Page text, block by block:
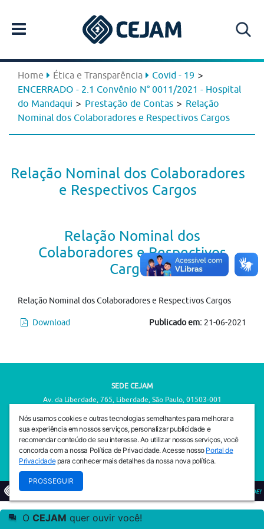
Home Ética e Transparência Covid - 19 >
ENCERRADO - 2.1 Convênio N° 0011/2021 - Hospital
do Mandaqui > Prestação de Contas > Relação
Nominal dos Colaboradores e Respectivos Cargos
Relação Nominal dos Colaboradores
e Respectivos Cargos
Relação Nominal dos
Colaboradores e Respectivos
Cargos
Relação Nominal dos Colaboradores e Respectivos Cargos
Download Publicado em: 21-06-2021
SEDE CEJAM
Av. da Liberdade, 765, Liberdade, São Paulo, 01503-001
INSTITUTO CEJAM
Av. da Liberdade, 765, Liberdade, São Paulo, 01503-001
(11) 3469 - 1818
© 2026 PREVENIR É VIVER COM QUALIDADE!
Nós usamos cookies e outras tecnologias semelhantes para melhorar a
sua experiência em nossos serviços, personalizar publicidade e
recomendar conteúdo de seu interesse. Ao utilizar nossos serviços, você
concorda com a nossa Política de Privacidade. Acesse nosso Portal de
Privacidadepara conhecer mais detalhes da nossa nova política.
PROSSEGUIR
O CEJAM quer ouvir você!